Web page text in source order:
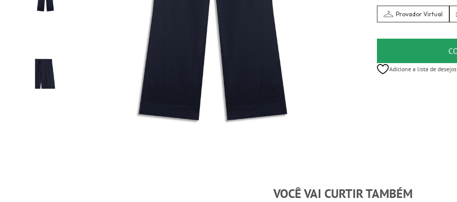
Provador Virtual
Adicione a lista de desejos
VOCÊ VAI CURTIR TAMBÉM